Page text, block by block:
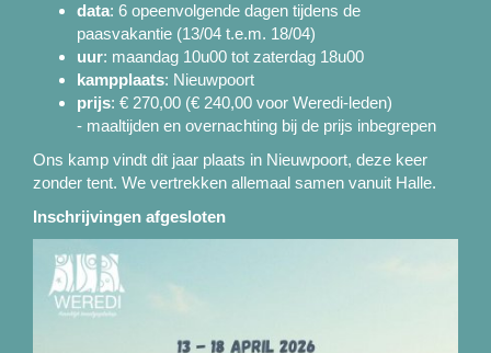
data: 6 opeenvolgende dagen tijdens de
paasvakantie (13/04 t.e.m. 18/04)
uur: maandag 10u00 tot zaterdag 18u00
kampplaats: Nieuwpoort
prijs: € 270,00 (€ 240,00 voor Weredi-leden)
- maaltijden en overnachting bij de prijs inbegrepen
Ons kamp vindt dit jaar plaats in Nieuwpoort, deze keer
zonder tent. We vertrekken allemaal samen vanuit Halle.
Inschrijvingen afgesloten